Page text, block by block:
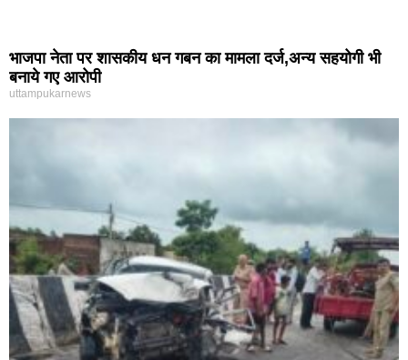
भाजपा नेता पर शासकीय धन गबन का मामला दर्ज,अन्य सहयोगी भी
बनाये गए आरोपी
uttampukarnews